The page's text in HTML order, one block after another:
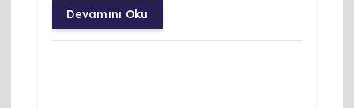
Devamını Oku